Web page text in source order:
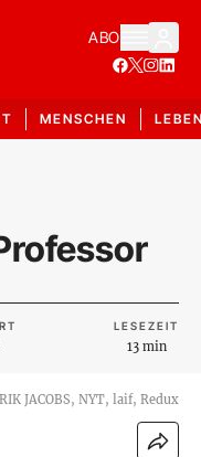
ABO
MENSCHEN
LESEZEIT
13 min
JACOBS, NYT, laif, Redux